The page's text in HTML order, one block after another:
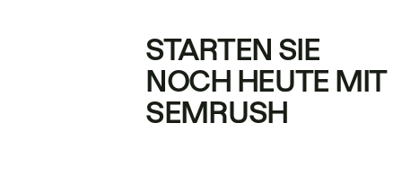
STARTEN SIE
NOCH HEUTE MIT
SEMRUSH